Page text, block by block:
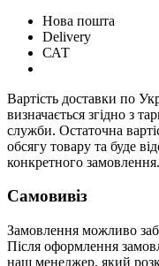
Нова пошта
Delivery
САТ
Вартість доставки по
визначається згідно з
служби. Остаточна
обсягу товару та буде
конкретного замовлення.
Самовивіз
Замовлення можливо
Після оформлення
наш менеджер, який